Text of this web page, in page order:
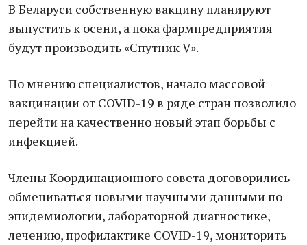
В Беларуси собственную вакцину планируют
выпустить к осени, а пока фармпредприятия
будут производить «Спутник V».
По мнению специалистов, начало массовой
вакцинации от COVID-19 в ряде стран позволило
перейти на качественно новый этап борьбы с
инфекцией.
Члены Координационного совета договорились
обмениваться новыми научными данными по
эпидемиологии, лабораторной диагностике,
лечению, профилактике COVID-19, мониторить